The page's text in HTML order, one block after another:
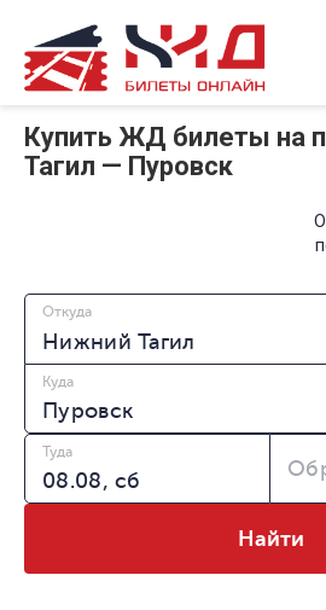
Купить ЖД билеты на
Тагил — Пуровск
Откуда
Куда
Туда
Найти